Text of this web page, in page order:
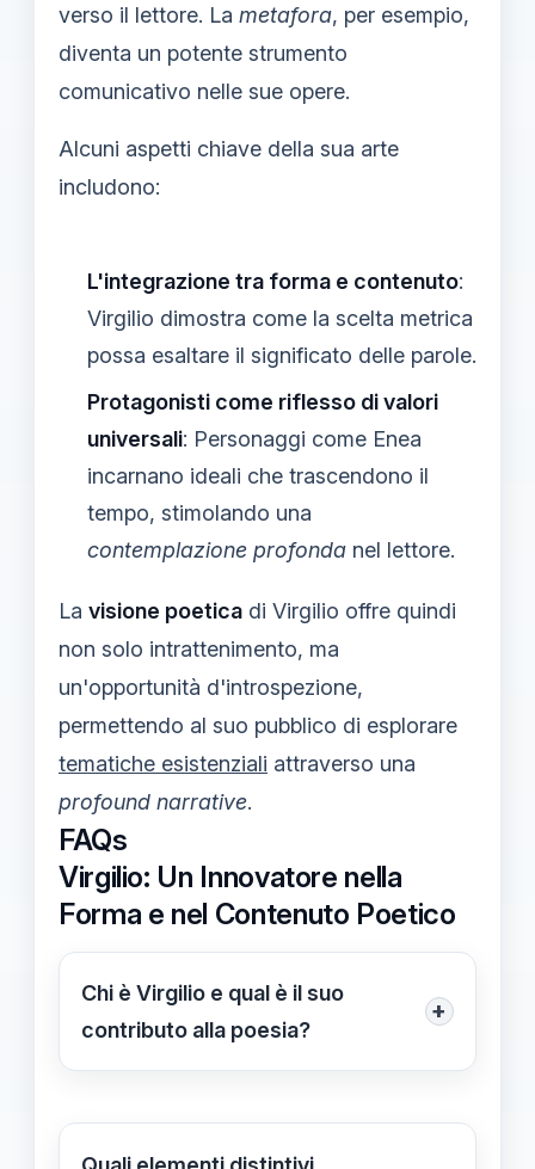
verso il lettore. La metafora, per esempio,
diventa un potente strumento
comunicativo nelle sue opere.
Alcuni aspetti chiave della sua arte
includono:
L'integrazione tra forma e contenuto:
Virgilio dimostra come la scelta metrica
possa esaltare il significato delle parole.
Protagonisti come riflesso di valori
universali: Personaggi come Enea
incarnano ideali che trascendono il
tempo, stimolando una
contemplazione profonda nel lettore.
La visione poetica di Virgilio offre quindi
non solo intrattenimento, ma
un'opportunità d'introspezione,
permettendo al suo pubblico di esplorare
tematiche esistenziali attraverso una
profound narrative.
FAQs
Virgilio: Un Innovatore nella
Forma e nel Contenuto Poetico
Chi è Virgilio e qual è il suo
contributo alla poesia?
+
Virgilio è un poeta romano del I
capolavoro, l'Eneide. Il suo contributo